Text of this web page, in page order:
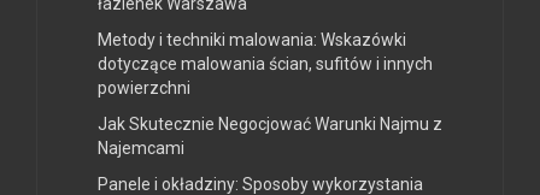
Metody i techniki malowania: Wskazówki
dotyczące malowania ścian, sufitów i innych
powierzchni
Jak Skutecznie Negocjować Warunki Najmu z
Najemcami
Panele i okładziny: Sposoby wykorzystania